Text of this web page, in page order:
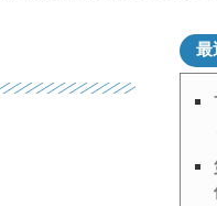
最